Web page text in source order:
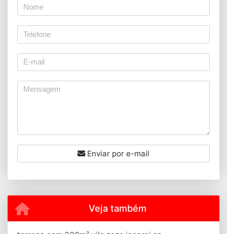
Enviar por e-mail
Veja também